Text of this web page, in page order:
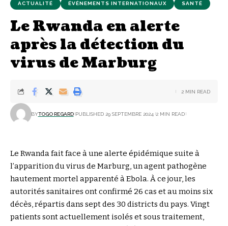
ACTUALITÉ ÉVÉNEMENTS INTERNATIONAUX SANTÉ
Le Rwanda en alerte
après la détection du
virus de Marburg
BYTOGO REGARD PUBLISHED 29 SEPTEMBRE 2024 2 MIN READ
2 MIN READ
Le Rwanda fait face à une alerte épidémique suite à
l’apparition du virus de Marburg, un agent pathogène
hautement mortel apparenté à Ebola. À ce jour, les
autorités sanitaires ont confirmé 26 cas et au moins six
décès, répartis dans sept des 30 districts du pays. Vingt
patients sont actuellement isolés et sous traitement,